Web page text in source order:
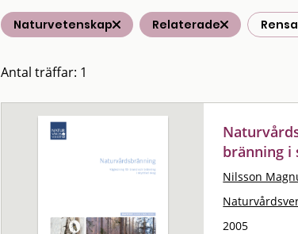
Naturvetenskap Relaterade
Antal träffar: 1
bränning i
Nilsson
2005